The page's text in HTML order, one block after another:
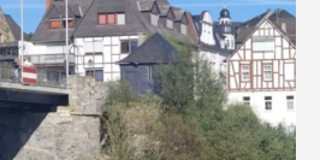
mehr und überglücklich in
Städtchen.